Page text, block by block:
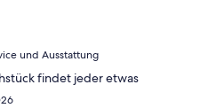
und Ausstattung
findet jeder etwas